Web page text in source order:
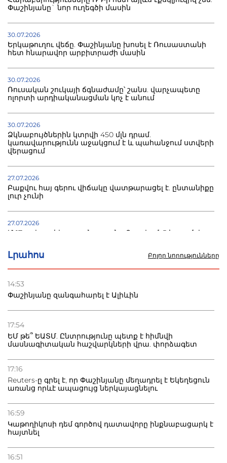
Լրահոս Բոլոր նորությունները
14:53
Փաշինյանը զանգահարել է Ալիևին
17:54
ԵՄ թե՞ ԵԱՏՄ. Ընտրությունը պետք է հիմնվի
մասնագիտական հաշվարկների վրա. փորձագետ
17:16
Reuters-ը գրել է, որ Փաշինյանը մեղադրել է Եկեղեցուն
առանց որևէ ապացույց ներկայացնելու
16:59
Կաթողիկոսի դեմ գործով դատավորը ինքնաբացարկ է
հայտնել
16:51
Փաշինյանը` նոր ուղեգծի մասին
30.07.2026
Երկաթուղու վեճը. Փաշինյանը խոսել է Ռուսաստանի
հետ հնարավոր արբիտրաժի մասին
30.07.2026
Ռուսական շուկայի ճգնաժամը՝ շանս. վարչապետը
ոլորտի արդիականացման կոչ է անում
30.07.2026
Ձկնաբույծներին կտրվի 450 մլն դրամ.
կառավարությունն աջակցում է և պահանջում ստվերի
վերացում
27.07.2026
Բաքվու հայ գերու վիճակը վատթարացել է. ընտանիքը
լուր չունի
27.07.2026
Մ-17 աշխարհի առաջնությունը Բաքվում. 5 հայ ըմբիշ
22.07.2026
տուժածներ կան
21.07.2026
Դատվածություն ունեցող միգրանտներին կարգելվի
բնակվել Ռուսաստանում
20.07.2026
Բաքվի բանտից գեներալ Մանուկյանը դիմել է
Փաշինյանին